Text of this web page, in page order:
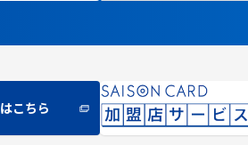
こちら